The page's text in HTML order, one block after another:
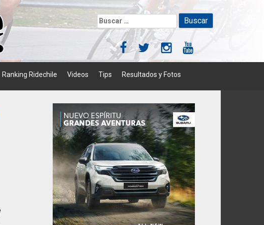
Buscar:
Ranking Ridechile Videos Tips Resultados y Fotos